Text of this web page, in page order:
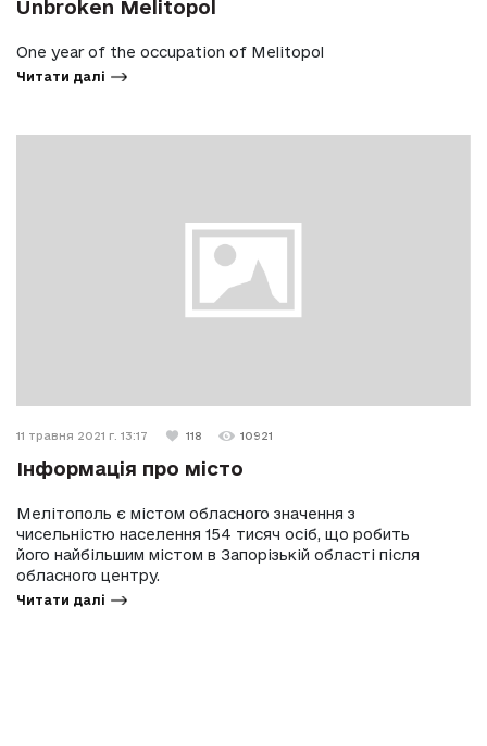
Unbroken Melitopol
One year of the occupation of Melitopol
Читати далі
11 травня 2021 г. 13:17 118 10921
Інформація про місто
Мелітополь є містом обласного значення з
чисельністю населення 154 тисяч осіб, що робить
його найбільшим містом в Запорізькій області після
обласного центру.
Читати далі